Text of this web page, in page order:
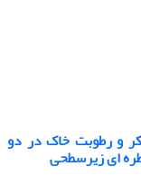
و رطوبت خاک در دو
ای زیرسطحی